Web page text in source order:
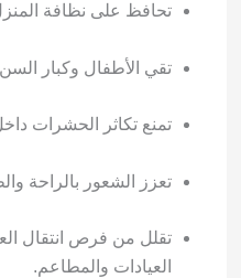
تحافظ على نظافة المنزل
تقي الأطفال وكبار
تمنع تكاثر الحشرات
تعزز الشعور بالراحة
تقلل من فرص انتقال
العيادات والمطاعم.